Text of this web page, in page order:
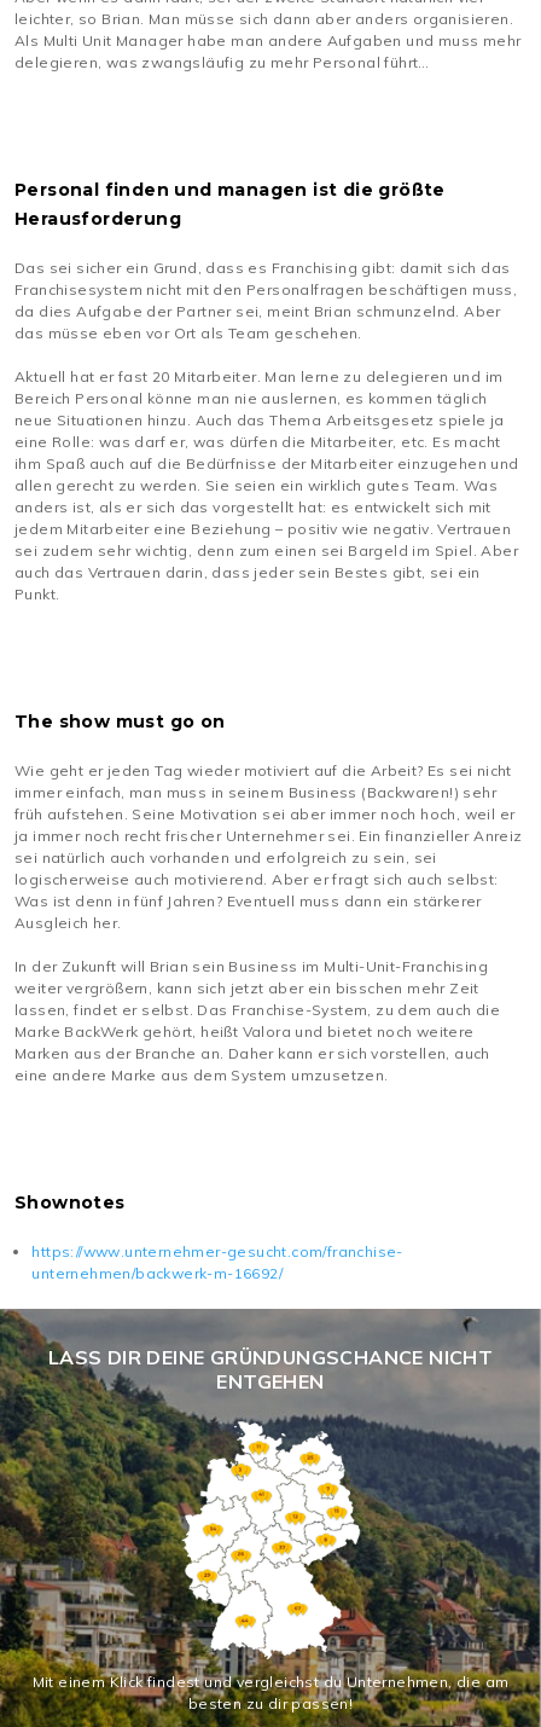
leichter, so Brian. Man müsse sich dann aber anders organisieren.
Als Multi Unit Manager habe man andere Aufgaben und muss mehr
delegieren, was zwangsläufig zu mehr Personal führt…
Personal finden und managen ist die größte
Herausforderung
Das sei sicher ein Grund, dass es Franchising gibt: damit sich das
Franchisesystem nicht mit den Personalfragen beschäftigen muss,
da dies Aufgabe der Partner sei, meint Brian schmunzelnd. Aber
das müsse eben vor Ort als Team geschehen.
Aktuell hat er fast 20 Mitarbeiter. Man lerne zu delegieren und im
Bereich Personal könne man nie auslernen, es kommen täglich
neue Situationen hinzu. Auch das Thema Arbeitsgesetz spiele ja
eine Rolle: was darf er, was dürfen die Mitarbeiter, etc. Es macht
ihm Spaß auch auf die Bedürfnisse der Mitarbeiter einzugehen und
allen gerecht zu werden. Sie seien ein wirklich gutes Team. Was
anders ist, als er sich das vorgestellt hat: es entwickelt sich mit
jedem Mitarbeiter eine Beziehung – positiv wie negativ. Vertrauen
sei zudem sehr wichtig, denn zum einen sei Bargeld im Spiel. Aber
auch das Vertrauen darin, dass jeder sein Bestes gibt, sei ein
Punkt.
The show must go on
Wie geht er jeden Tag wieder motiviert auf die Arbeit? Es sei nicht
immer einfach, man muss in seinem Business (Backwaren!) sehr
früh aufstehen. Seine Motivation sei aber immer noch hoch, weil er
ja immer noch recht frischer Unternehmer sei. Ein finanzieller Anreiz
sei natürlich auch vorhanden und erfolgreich zu sein, sei
logischerweise auch motivierend. Aber er fragt sich auch selbst:
Was ist denn in fünf Jahren? Eventuell muss dann ein stärkerer
Ausgleich her.
In der Zukunft will Brian sein Business im Multi-Unit-Franchising
weiter vergrößern, kann sich jetzt aber ein bisschen mehr Zeit
lassen, findet er selbst. Das Franchise-System, zu dem auch die
Marke BackWerk gehört, heißt Valora und bietet noch weitere
Marken aus der Branche an. Daher kann er sich vorstellen, auch
eine andere Marke aus dem System umzusetzen.
Shownotes
https://www.unternehmer-gesucht.com/franchise-
unternehmen/backwerk-m-16692/
LASS DIR DEINE GRÜNDUNGSCHANCE NICHT
ENTGEHEN
Mit einem Klick findest und vergleichst du Unternehmen, die am
besten zu dir passen!